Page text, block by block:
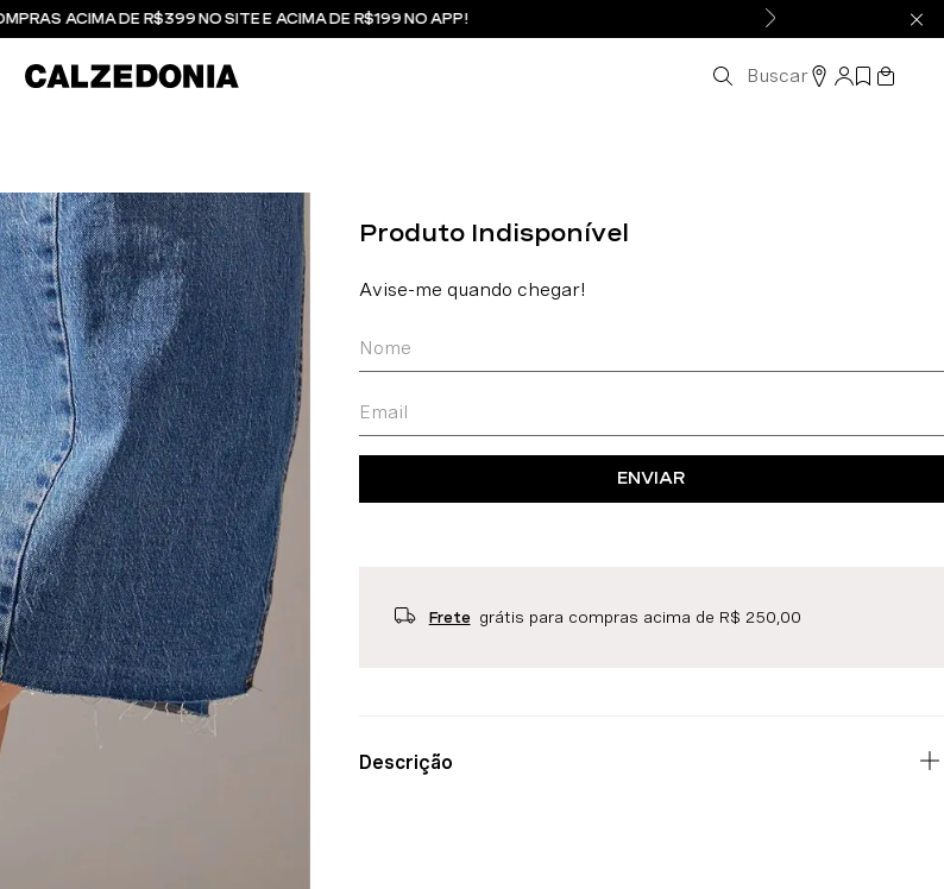
ACIMA DE R$399 NO SITE E ACIMA DE R$199 NO APP!
Buscar
ENVIAR
Frete grátis para compras acima de R$ 250,00
Descrição